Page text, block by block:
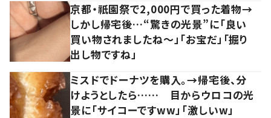
京都・祇園祭で2,000円で買った着物→
しかし帰宅後…“驚きの光景”に「良い
買い物されましたね～」「お宝だ」「掘り
出し物ですね」
ミスドでドーナツを購入。→帰宅後、分
けようとしたら…… 目からウロコの光
景に「サイコーですww」「激しいw」